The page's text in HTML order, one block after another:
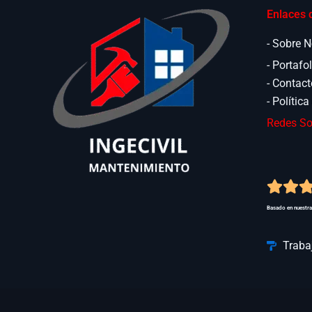
Enlaces
- Sobre
-
-
- Política
Redes
Basado en